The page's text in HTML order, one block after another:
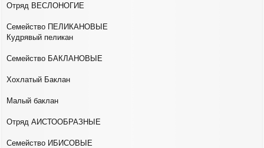
Отряд ВЕСЛОНОГИЕ
Семейство ПЕЛИКАНОВЫЕ
Кудрявый пеликан
Семейство БАКЛАНОВЫЕ
Хохлатый Баклан
Малый баклан
Отряд АИСТООБРАЗНЫЕ
Семейство ИБИСОВЫЕ